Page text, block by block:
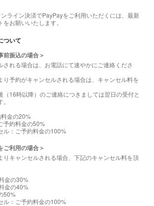
ライン決済でPayPayをご利用いただくには、最新
お願いいたします。
ついて
前振込の場合＞
される場合は、お電話にて速やかにご連絡くださ
り予約がキャンセルされる場合は、キャンセル料を
（16時以降）のご連絡につきましては翌日の受付と
金の20%
予約料金の50%
ル：ご予約料金の100%
ご利用の場合＞
りキャンセルされる場合、下記のキャンセル料を頂
金の30%
金の40%
50%
ル：ご予約料金の100%